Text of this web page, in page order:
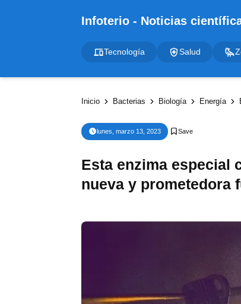
Tecnología Salud
Inicio Bacterias Biología Energía
lunes, marzo 13, 2023
Esta enzima especial
nueva y prometedora